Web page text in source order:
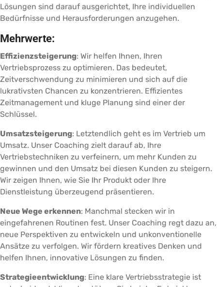
Lösungen sind darauf ausgerichtet, Ihre individuellen
Bedürfnisse und Herausforderungen anzugehen.
Mehrwerte:
Effizienzsteigerung: Wir helfen Ihnen, Ihren
Vertriebsprozess zu optimieren. Das bedeutet,
Zeitverschwendung zu minimieren und sich auf die
lukrativsten Chancen zu konzentrieren. Effizientes
Zeitmanagement und kluge Planung sind einer der
Schlüssel.
Umsatzsteigerung: Letztendlich geht es im Vertrieb um
Umsatz. Unser Coaching zielt darauf ab, Ihre
Vertriebstechniken zu verfeinern, um mehr Kunden zu
gewinnen und den Umsatz bei diesen Kunden zu steigern.
Wir zeigen Ihnen, wie Sie Ihr Produkt oder Ihre
Dienstleistung überzeugend präsentieren.
Neue Wege erkennen: Manchmal stecken wir in
eingefahrenen Routinen fest. Unser Coaching regt dazu an,
neue Perspektiven zu entwickeln und unkonventionelle
Ansätze zu verfolgen. Wir fördern kreatives Denken und
helfen Ihnen, innovative Lösungen zu finden.
Strategieentwicklung: Eine klare Vertriebsstrategie ist